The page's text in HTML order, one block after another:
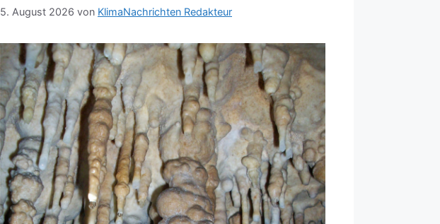
5. August 2026 von KlimaNachrichten Redakteur